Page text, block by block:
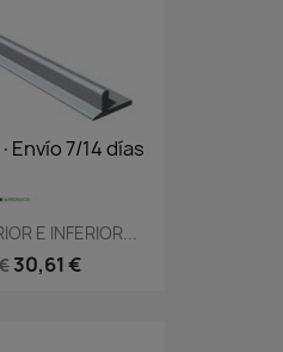
7/14 días
E INFERIOR...
30,61 €